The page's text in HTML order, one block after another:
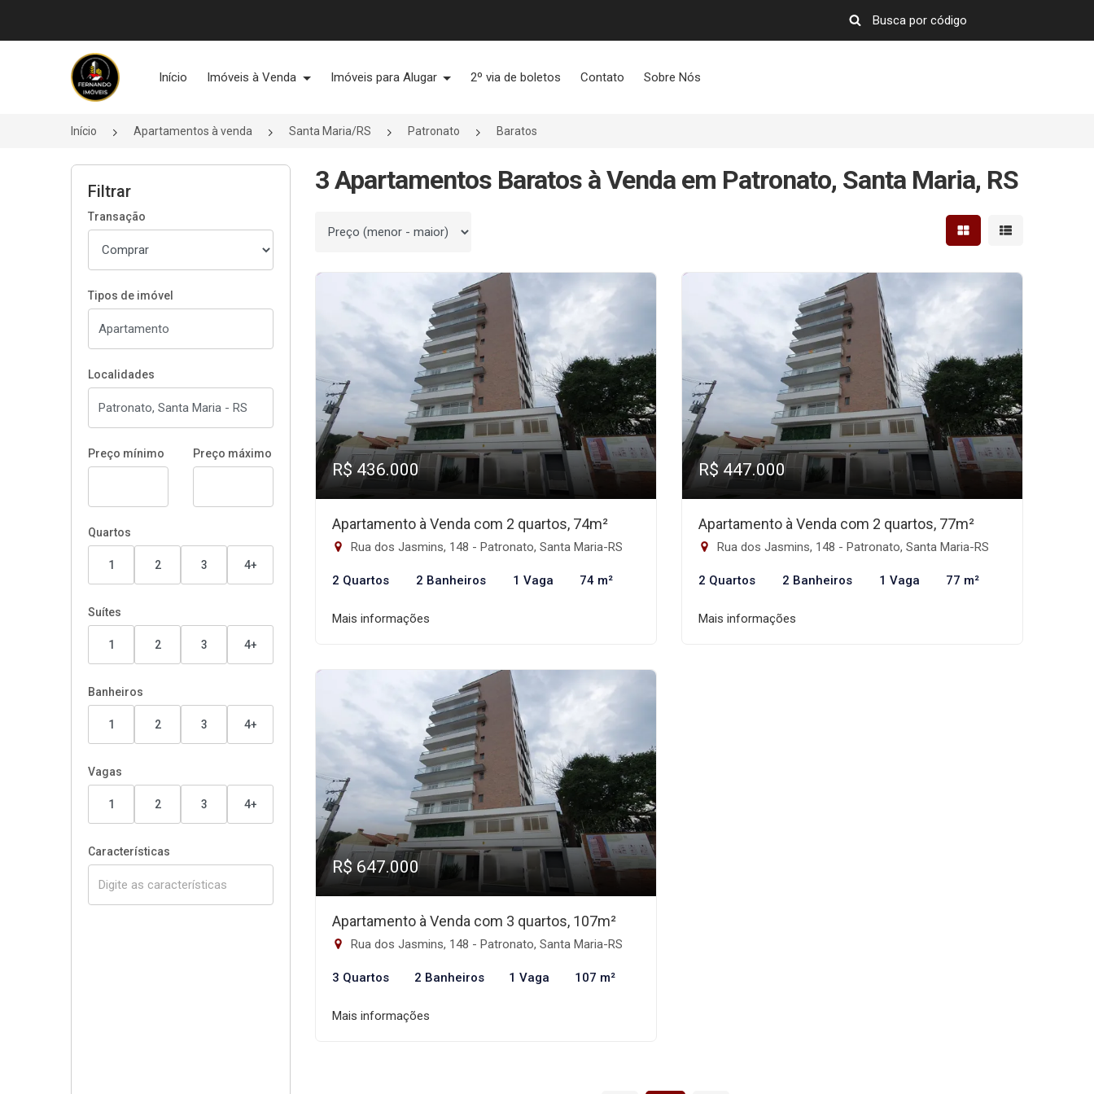
Página inicial
Início Imóveis à Venda Imóveis para Alugar 2º via de boletos Contato Sobre Nós
Início Apartamentos à venda Santa Maria/RS Patronato Baratos
Filtrar
Transação
Tipos de imóvel
Localidades
Preço mínimo Preço máximo
Quartos
1 2 3 4+
Suítes
1 2 3 4+
Banheiros
1 2 3 4+
Vagas
1 2 3 4+
Características
3 Apartamentos Baratos à Venda em Patronato, Santa Maria, RS
Ordenar por Mostrar resultados em
Mostrar
R$ 436.000
Apartamento à Venda com 2 quartos, 74m²
Rua dos Jasmins, 148 - Patronato, Santa Maria-RS
2 Quartos 2 Banheiros 1 Vaga 74 m²
Mais informações
R$ 447.000
Apartamento à Venda com 2 quartos, 77m²
Rua dos Jasmins, 148 - Patronato, Santa Maria-RS
2 Quartos 2 Banheiros 1 Vaga 77 m²
Mais informações
R$ 647.000
Apartamento à Venda com 3 quartos, 107m²
Rua dos Jasmins, 148 - Patronato, Santa Maria-RS
3 Quartos 2 Banheiros 1 Vaga 107 m²
Mais informações